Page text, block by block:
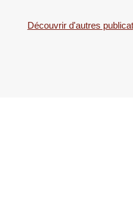
Découvrir d'autres